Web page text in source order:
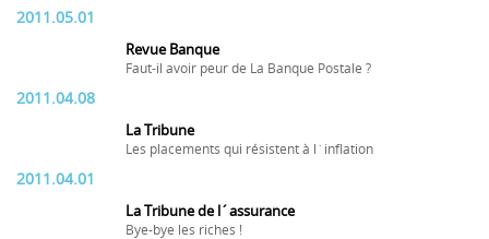
2011.05.01
Revue Banque
Faut-il avoir peur de La Banque Postale ?
2011.04.08
La Tribune
Les placements qui résistent à l´inflation
2011.04.01
La Tribune de l´assurance
Bye-bye les riches !